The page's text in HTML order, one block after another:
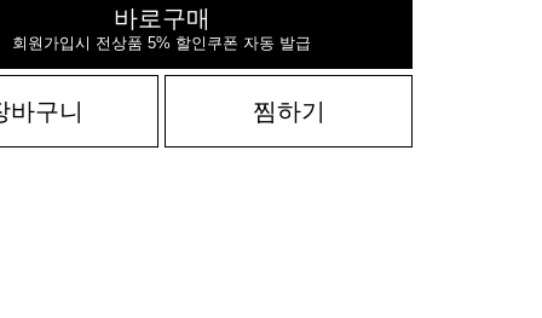
바로구매
회원가입시 전상품 5% 할인쿠폰 자동 발급
바구니 찜하기